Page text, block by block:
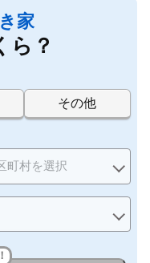
家
ら？
その他